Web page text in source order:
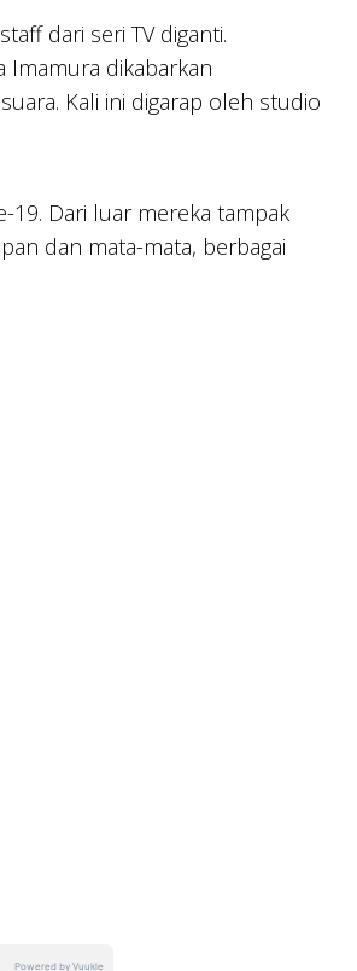
dari seri TV diganti.
Imamura dikabarkan
Kali ini digarap oleh studio
19. Dari luar mereka tampak
dan mata-mata, berbagai